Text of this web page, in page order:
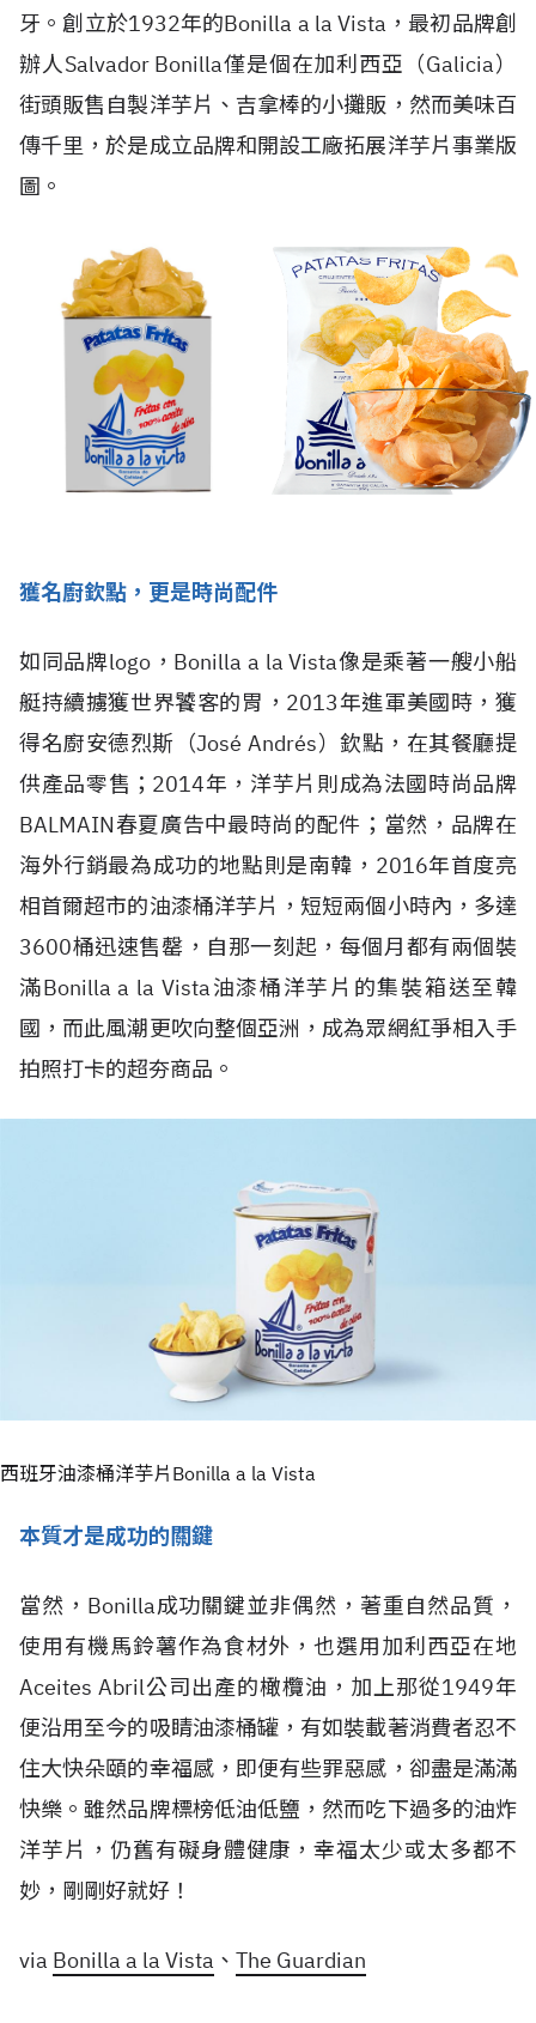
牙。創立於1932年的Bonilla a la Vista，最初品牌創
辦人Salvador Bonilla僅是個在加利西亞（Galicia）
街頭販售自製洋芋片、吉拿棒的小攤販，然而美味百
傳千里，於是成立品牌和開設工廠拓展洋芋片事業版
圖。
獲名廚欽點，更是時尚配件
如同品牌logo，Bonilla a la Vista像是乘著一艘小船
艇持續擄獲世界饕客的胃，2013年進軍美國時，獲
得名廚安德烈斯（José Andrés）欽點，在其餐廳提
供產品零售；2014年，洋芋片則成為法國時尚品牌
BALMAIN春夏廣告中最時尚的配件；當然，品牌在
海外行銷最為成功的地點則是南韓，2016年首度亮
相首爾超市的油漆桶洋芋片，短短兩個小時內，多達
3600桶迅速售罄，自那一刻起，每個月都有兩個裝
滿Bonilla a la Vista油漆桶洋芋片的集裝箱送至韓
國，而此風潮更吹向整個亞洲，成為眾網紅爭相入手
拍照打卡的超夯商品。
西班牙油漆桶洋芋片Bonilla a la Vista
本質才是成功的關鍵
當然，Bonilla成功關鍵並非偶然，著重自然品質，
使用有機馬鈴薯作為食材外，也選用加利西亞在地
Aceites Abril公司出產的橄欖油，加上那從1949年
便沿用至今的吸睛油漆桶罐，有如裝載著消費者忍不
住大快朵頤的幸福感，即便有些罪惡感，卻盡是滿滿
快樂。雖然品牌標榜低油低鹽，然而吃下過多的油炸
洋芋片，仍舊有礙身體健康，幸福太少或太多都不
妙，剛剛好就好！
via Bonilla a la Vista 、 The Guardian